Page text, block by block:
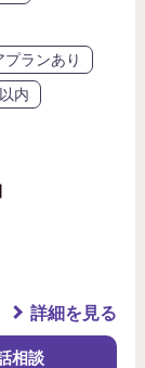
プランあり
内
詳細を見る
相談